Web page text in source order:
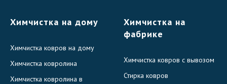
Химчистка на дому
Химчистка ковров на дому
Химчистка ковролина
Химчистка ковролина в
Химчистка на
фабрике
Химчистка ковров с вывозом
Стирка ковров